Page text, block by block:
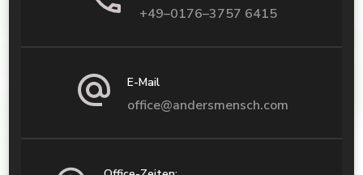
+49–0176–3757 6415
E-Mail
office@andersmensch.com